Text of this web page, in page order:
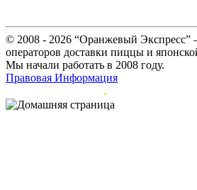
© 2008 - 2026 “Оранжевый Экспресс”
операторов доставки пиццы и
Мы начали работать в 2008 году.
Правовая Информация